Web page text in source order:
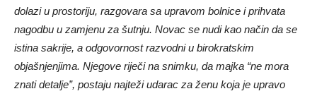
dolazi u prostoriju, razgovara sa upravom bolnice i prihvata
nagodbu u zamjenu za šutnju. Novac se nudi kao način da se
istina sakrije, a odgovornost razvodni u birokratskim
objašnjenjima. Njegove riječi na snimku, da majka “ne mora
znati detalje”, postaju najteži udarac za ženu koja je upravo